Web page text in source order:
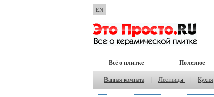
EN
Всё о плитке Полезное
Ванная комната Лестницы Кухня